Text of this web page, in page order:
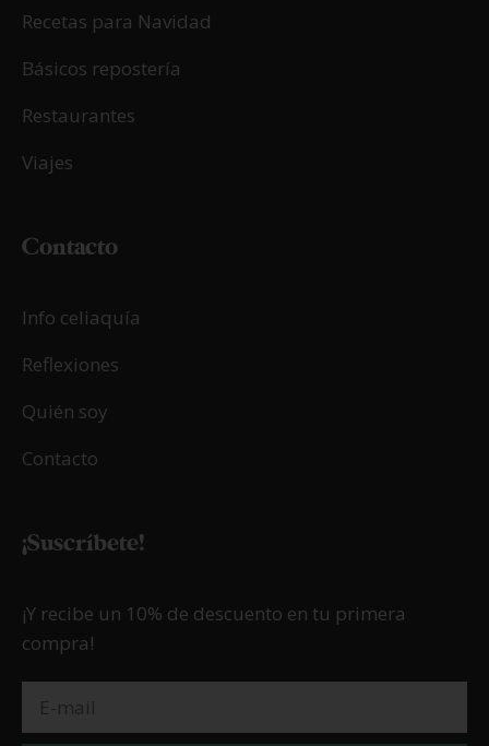
Recetas para Navidad
Básicos repostería
Restaurantes
Viajes
Contacto
Info celiaquía
Reflexiones
Quién soy
Contacto
¡Suscríbete!
¡Y recibe un 10% de descuento en tu primera
compra!